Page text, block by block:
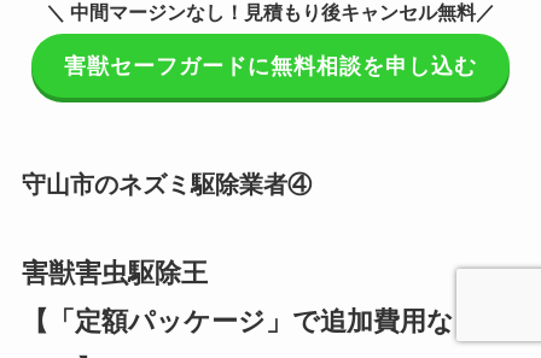
＼ 中間マージンなし！見積もり後キャンセル無料／
害獣セーフガードに無料相談を申し込む
守山市のネズミ駆除業者④
害獣害虫駆除王
【「定額パッケージ」で追加費用な